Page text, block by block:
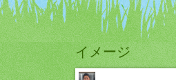
イメージ